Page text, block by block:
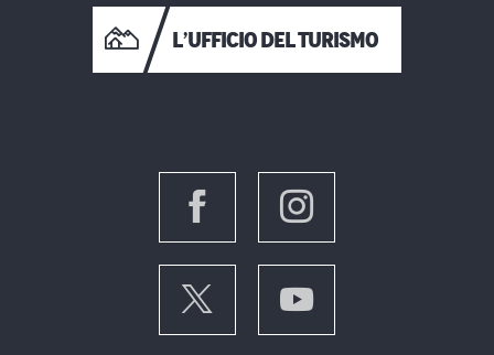
L’UFFICIO DEL TURISMO